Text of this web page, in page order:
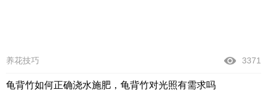
养花技巧 3371
龟背竹如何正确浇水施肥，龟背竹对光照有需求吗